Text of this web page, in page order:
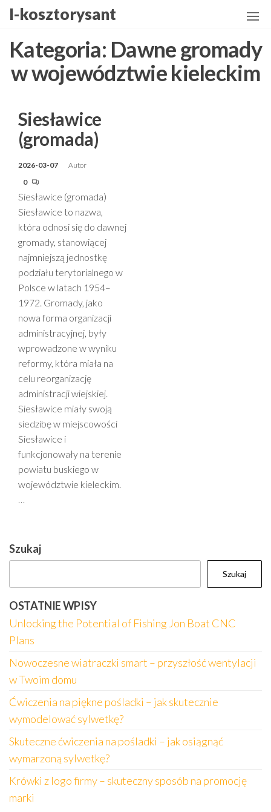
Przejdź
treści
I-kosztorysant
Kategoria: Dawne gromady
w województwie kieleckim
Siesławice
(gromada)
2026-03-07
Autor
0
Siesławice (gromada)
Siesławice to nazwa,
która odnosi się do dawnej
gromady, stanowiącej
najmniejszą jednostkę
podziału terytorialnego w
Polsce w latach 1954–
1972. Gromady, jako
nowa forma organizacji
administracyjnej, były
wprowadzone w wyniku
reformy, która miała na
celu reorganizację
administracji wiejskiej.
Siesławice miały swoją
siedzibę w miejscowości
Siesławice i
funkcjonowały na terenie
powiatu buskiego w
województwie kieleckim.
…
Szukaj
Szukaj
OSTATNIE WPISY
Unlocking the Potential of Fishing Jon Boat CNC
Plans
Nowoczesne wiatraczki smart – przyszłość wentylacji
w Twoim domu
Ćwiczenia na piękne pośladki – jak skutecznie
wymodelować sylwetkę?
Skuteczne ćwiczenia na pośladki – jak osiągnąć
wymarzoną sylwetkę?
Krówki z logo firmy – skuteczny sposób na promocję
marki